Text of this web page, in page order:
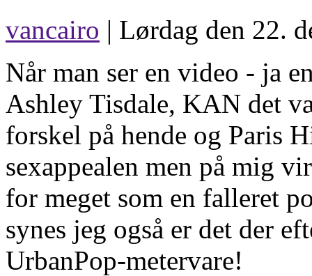
vancairo | Lørdag den 22.
Når man ser en video - ja
Ashley Tisdale, KAN det
forskel på hende og Paris
sexappealen men på mig
for meget som en falleret
synes jeg også er det der
UrbanPop-metervare!